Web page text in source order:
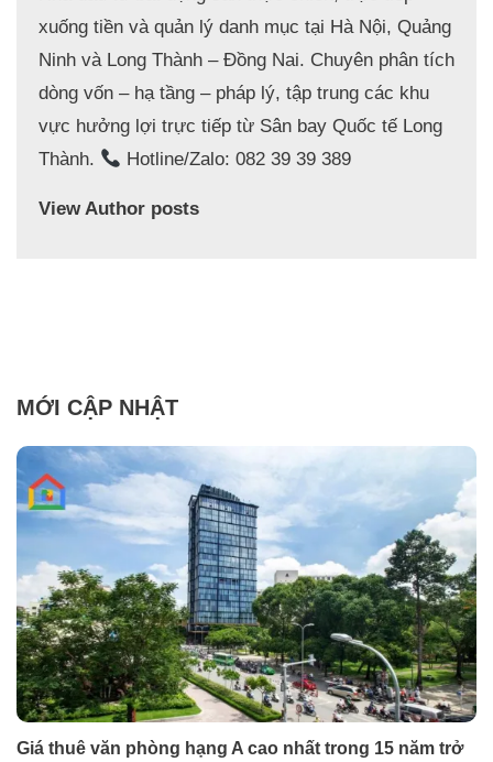
xuống tiền và quản lý danh mục tại Hà Nội, Quảng
Ninh và Long Thành – Đồng Nai. Chuyên phân tích
dòng vốn – hạ tầng – pháp lý, tập trung các khu
vực hưởng lợi trực tiếp từ Sân bay Quốc tế Long
Thành.
Hotline/Zalo: 082 39 39 389
View Author posts
MỚI CẬP NHẬT
Giá thuê văn phòng hạng A cao nhất trong 15 năm trở